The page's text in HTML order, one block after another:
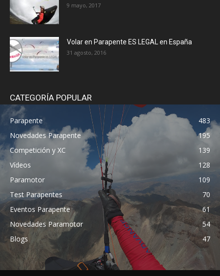
9 mayo, 2017
Volar en Parapente ES LEGAL en España
31 agosto, 2016
CATEGORÍA POPULAR
Parapente
483
Novedades Parapente
195
Competición y XC
139
Vídeos
128
Paramotor
109
Test Parapentes
70
Eventos Parapente
61
Novedades Paramotor
54
Blogs
47